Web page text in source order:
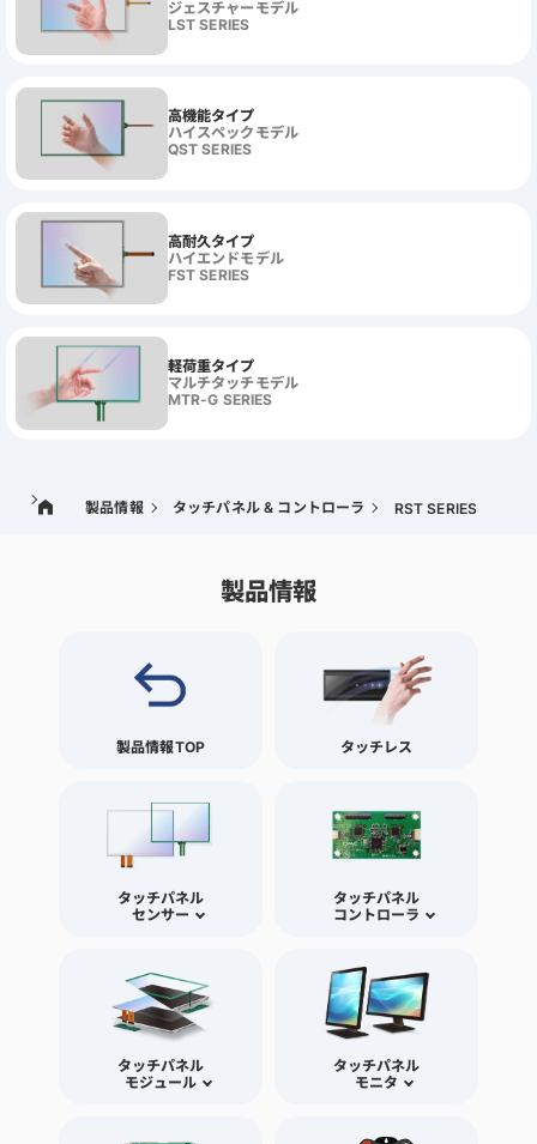
ジェスチャーモデル
LST SERIES
高機能タイプ
ハイスペックモデル
QST SERIES
高耐久タイプ
ハイエンドモデル
FST SERIES
軽荷重タイプ
マルチタッチモデル
MTR-G SERIES
製品情報 タッチパネル & コントローラ RST SERIES
製品情報
製品情報TOP タッチレス
タッチパネル
センサー
タッチパネル
コントローラ
タッチパネル
モジュール
タッチパネル
モニタ